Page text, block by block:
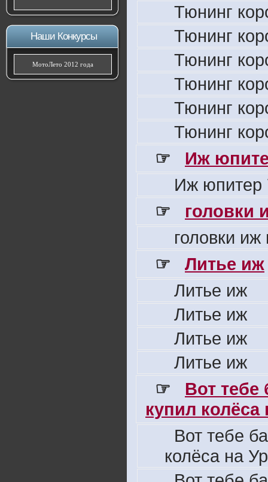
Наши Конкурсы
МотоЛето 2012 года
Тюнинг
Тюнинг
Тюнинг
Тюнинг
Тюнинг
Тюнинг
☞
Иж
Иж юпитер
☞
головки
головки
☞
Литье иж
Литье иж
Литье иж
Литье иж
Литье иж
☞
Вот
купил колёса
Вот тебе
колёса на